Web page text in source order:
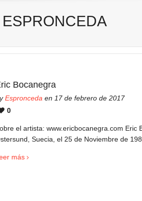
Bocanegra
Espronceda en 17 de febrero de 2017
0
el artista: www.ericbocanegra.com Eric
Suecia, el 25 de Noviembre de
más